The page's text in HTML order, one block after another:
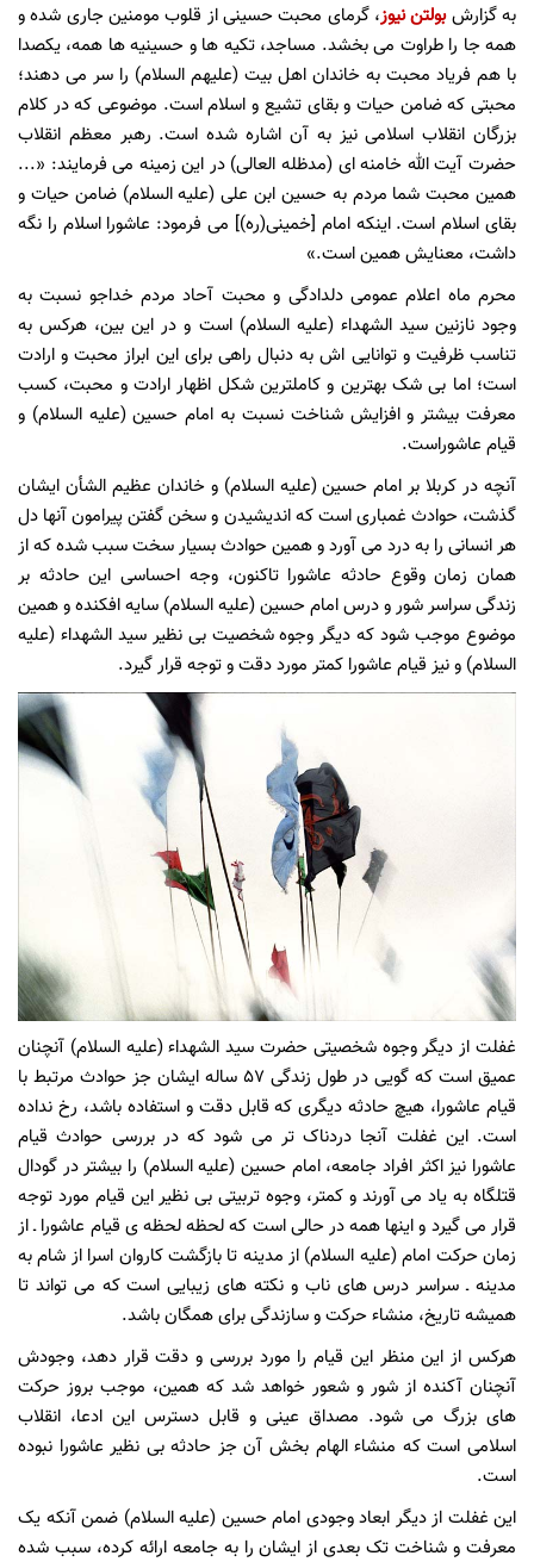
به گزارشبولتن نیوز، گرمای محبت حسینی از قلوب مومنین جاری شده و
همه جا را طراوت می بخشد. مساجد، تکیه ها و حسینیه ها همه، یکصدا
با هم فریاد محبت به خاندان اهل بیت (علیهم السلام) را سر می دهند؛
محبتی که ضامن حیات و بقای تشیع و اسلام است. موضوعی که در کلام
بزرگان انقلاب اسلامی نیز به آن اشاره شده است. رهبر معظم انقلاب
حضرت آیت الله خامنه ای (مدظله العالی) در این زمینه می فرمایند: «...
همین محبت شما مردم به حسین ابن علی (علیه السلام) ضامن حیات و
بقای اسلام است. اینکه امام ]خمینی(ره)[ می فرمود: عاشورا اسلام را نگه
داشت، معنایش همین است.»
محرم ماه اعلام عمومی دلدادگی و محبت آحاد مردم خداجو نسبت به
وجود نازنین سید الشهداء (علیه السلام) است و در این بین، هرکس به
تناسب ظرفیت و توانایی اش به دنبال راهی برای این ابراز محبت و ارادت
است؛ اما بی شک بهترین و کاملترین شکل اظهار ارادت و محبت، کسب
معرفت بیشتر و افزایش شناخت نسبت به امام حسین (علیه السلام) و
قیام عاشوراست.
آنچه در کربلا بر امام حسین (علیه السلام) و خاندان عظیم الشأن ایشان
گذشت، حوادث غمباری است که اندیشیدن و سخن گفتن پیرامون آنها دل
هر انسانی را به درد می آورد و همین حوادث بسیار سخت سبب شده که از
همان زمان وقوع حادثه عاشورا تاکنون، وجه احساسی این حادثه بر
زندگی سراسر شور و درس امام حسین (علیه السلام) سایه افکنده و همین
موضوع موجب شود که دیگر وجوه شخصیت بی نظیر سید الشهداء (علیه
السلام) و نیز قیام عاشورا کمتر مورد دقت و توجه قرار گیرد.
غفلت از دیگر وجوه شخصیتی حضرت سید الشهداء (علیه السلام) آنچنان
عمیق است که گویی در طول زندگی 57 ساله ایشان جز حوادث مرتبط با
قیام عاشورا، هیچ حادثه دیگری که قابل دقت و استفاده باشد، رخ نداده
است. این غفلت آنجا دردناک تر می شود که در بررسی حوادث قیام
عاشورا نیز اکثر افراد جامعه، امام حسین (علیه السلام) را بیشتر در گودال
قتلگاه به یاد می آورند و کمتر، وجوه تربیتی بی نظیر این قیام مورد توجه
قرار می گیرد و اینها همه در حالی است که لحظه لحظه ی قیام عاشورا ـ از
زمان حرکت امام (علیه السلام) از مدینه تا بازگشت کاروان اسرا از شام به
مدینه ـ سراسر درس های ناب و نکته های زیبایی است که می تواند تا
همیشه تاریخ، منشاء حرکت و سازندگی برای همگان باشد.
هرکس از این منظر این قیام را مورد بررسی و دقت قرار دهد، وجودش
آنچنان آکنده از شور و شعور خواهد شد که همین، موجب بروز حرکت
های بزرگ می شود. مصداق عینی و قابل دسترس این ادعا، انقلاب
اسلامی است که منشاء الهام بخش آن جز حادثه بی نظیر عاشورا نبوده
است.
این غفلت از دیگر ابعاد وجودی امام حسین (علیه السلام) ضمن آنکه یک
معرفت و شناخت تک بعدی از ایشان را به جامعه ارائه کرده، سبب شده